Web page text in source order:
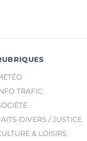
TRAFIC
DIVERS / JUSTICE
& LOISIRS